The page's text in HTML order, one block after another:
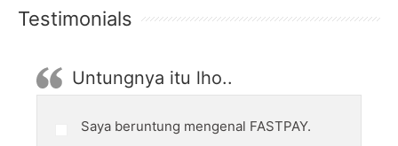
Testimonials
Untungnya itu lho..
Saya beruntung mengenal FASTPAY.